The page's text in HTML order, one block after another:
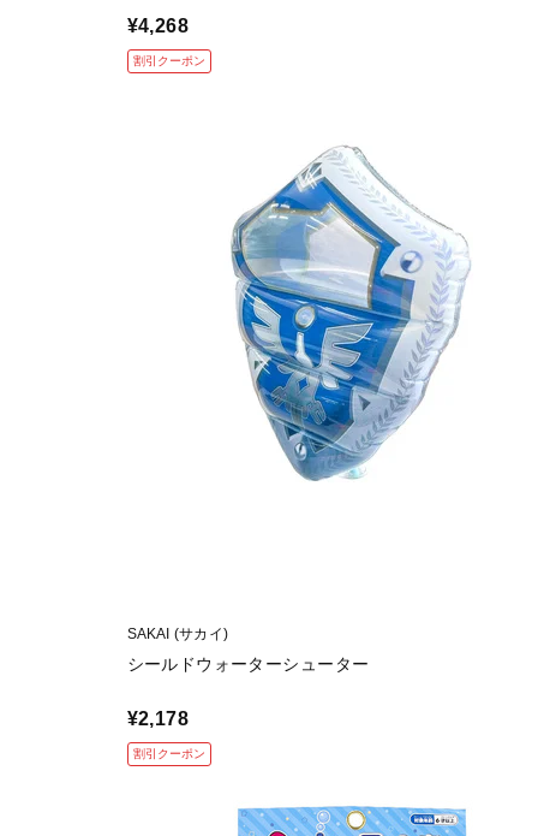
¥4,268
割引クーポン
SAKAI (サカイ)
シールドウォーターシューター
¥2,178
割引クーポン